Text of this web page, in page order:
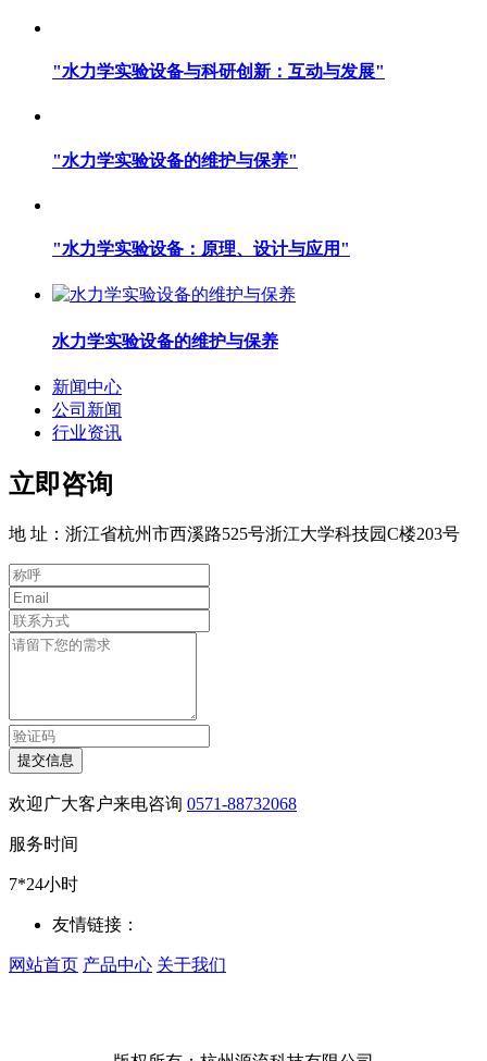
"水力学实验设备与科研创新：互动与发展"
"水力学实验设备的维护与保养"
"水力学实验设备：原理、设计与应用"
水力学实验设备的维护与保养
新闻中心
公司新闻
行业资讯
立即咨询
地 址：浙江省杭州市西溪路525号浙江大学科技园C楼203号
提交信息
欢迎广大客户来电咨询 0571-88732068
服务时间
7*24小时
友情链接：
网站首页 产品中心 关于我们